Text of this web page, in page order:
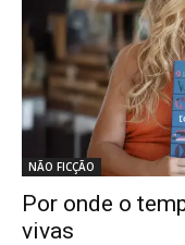
NÃO FICÇÃO
Por onde o
vivas